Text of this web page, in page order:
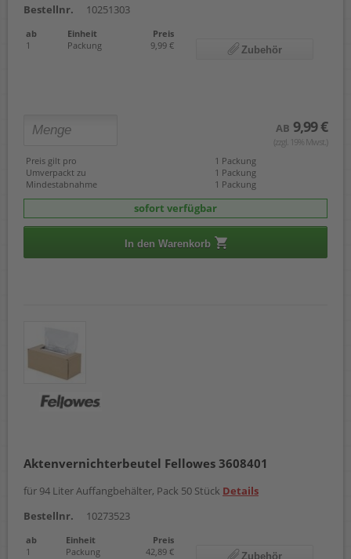
Bestellnr. 10251303
ab Einheit
Preis
1
Packung 9,99 € Zubehör
AB 9,99 €
(zzgl. 19% Mwst.)
Preis gilt pro
1 Packung
Umverpackt zu
1 Packung
Mindestabnahme
1 Packung
sofort verfügbar
In den Warenkorb
Aktenvernichterbeutel Fellowes 3608401
für 94 Liter Auffangbehälter, Pack 50 Stück Details
Bestellnr.
10273523
ab Einheit
Preis
1
Packung 42,89 € Zubehör